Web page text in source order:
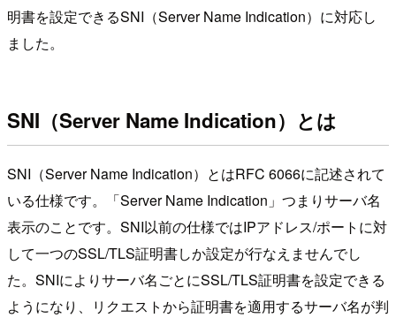
明書を設定できるSNI（Server Name Indication）に対応し
ました。
SNI（Server Name Indication）とは
SNI（Server Name Indication）とはRFC 6066に記述されて
いる仕様です。「Server Name Indication」つまりサーバ名
表示のことです。SNI以前の仕様ではIPアドレス/ポートに対
して一つのSSL/TLS証明書しか設定が行なえませんでし
た。SNIによりサーバ名ごとにSSL/TLS証明書を設定できる
ようになり、リクエストから証明書を適用するサーバ名が判